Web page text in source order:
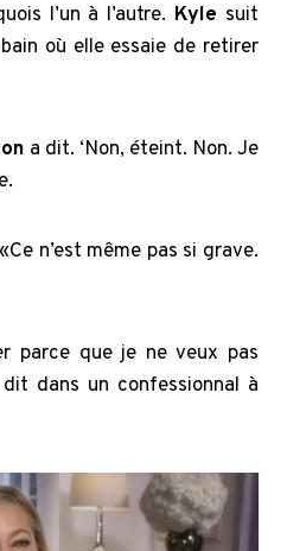
l’un à l’autre. Kyle suit
où elle essaie de retirer
a dit. ‘Non, éteint. Non. Je
n’est même pas si grave.
parce que je ne veux pas
dit dans un confessionnal à